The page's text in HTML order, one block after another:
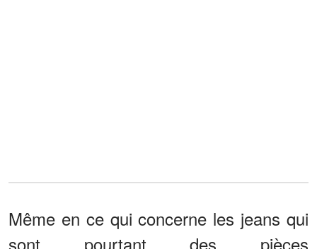
Même en ce qui concerne les jeans qui
sont pourtant des pièces